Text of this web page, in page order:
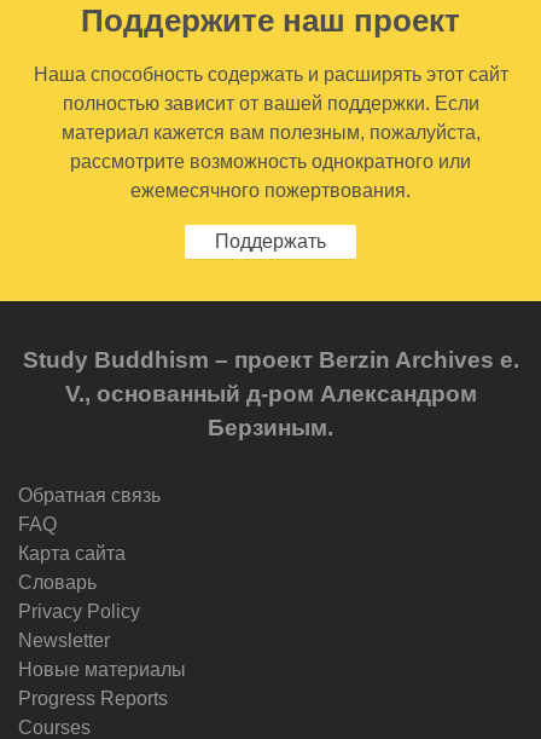
Поддержите наш проект
Наша способность содержать и расширять этот сайт
полностью зависит от вашей поддержки. Если
материал кажется вам полезным, пожалуйста,
рассмотрите возможность однократного или
ежемесячного пожертвования.
Поддержать
Study Buddhism – проект Berzin Archives e.
V., основанный д-ром Александром
Берзиным.
Обратная связь
FAQ
Карта сайта
Словарь
Privacy Policy
Newsletter
Новые материалы
Progress Reports
Courses